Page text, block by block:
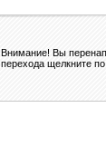
Внимание! Вы
перехода щелкните